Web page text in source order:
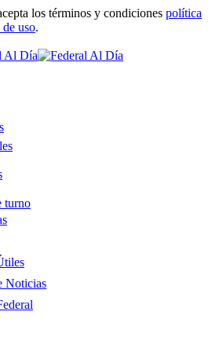
los términos y condiciones política
uso.
turno
Noticias